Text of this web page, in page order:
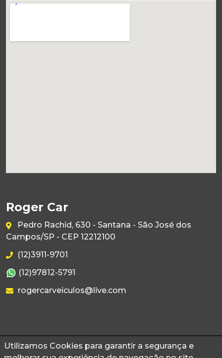
Utilizamos Cookies para garantir a segurança e
Roger Car
Pedro Rachid, 630 - Santana - São José dos
Campos/SP - CEP 12212100
(12)3911-9701
(12)97812-5791
rogercarveiculos@live.com
© 2026 Autoconf. Todos os direitos reservados.